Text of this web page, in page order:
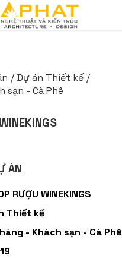
Dự án Thiết kế
sạn - Cà Phê
ÁN
RƯỢU WINEKINGS
Thiết kế
- Khách sạn - Cà Phê